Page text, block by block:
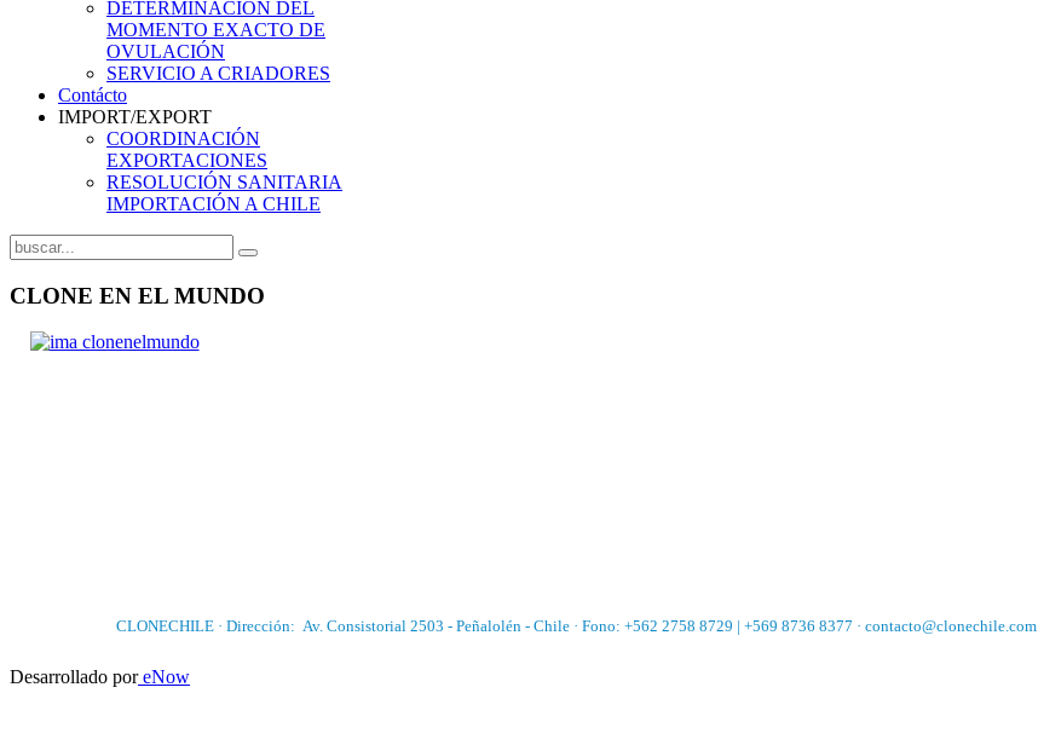
DETERMINACIÓN DEL
MOMENTO EXACTO DE
OVULACIÓN
SERVICIO A CRIADORES
Contácto
IMPORT/EXPORT
COORDINACIÓN
EXPORTACIONES
RESOLUCIÓN SANITARIA
IMPORTACIÓN A CHILE
CLONE EN EL MUNDO
CLONECHILE · Dirección: Av. Consistorial 2503 - Peñalolén - Chile · Fono: +562 2758 8729 | +569 8736 8377 · contacto@clonechile.com
Desarrollado poreNow